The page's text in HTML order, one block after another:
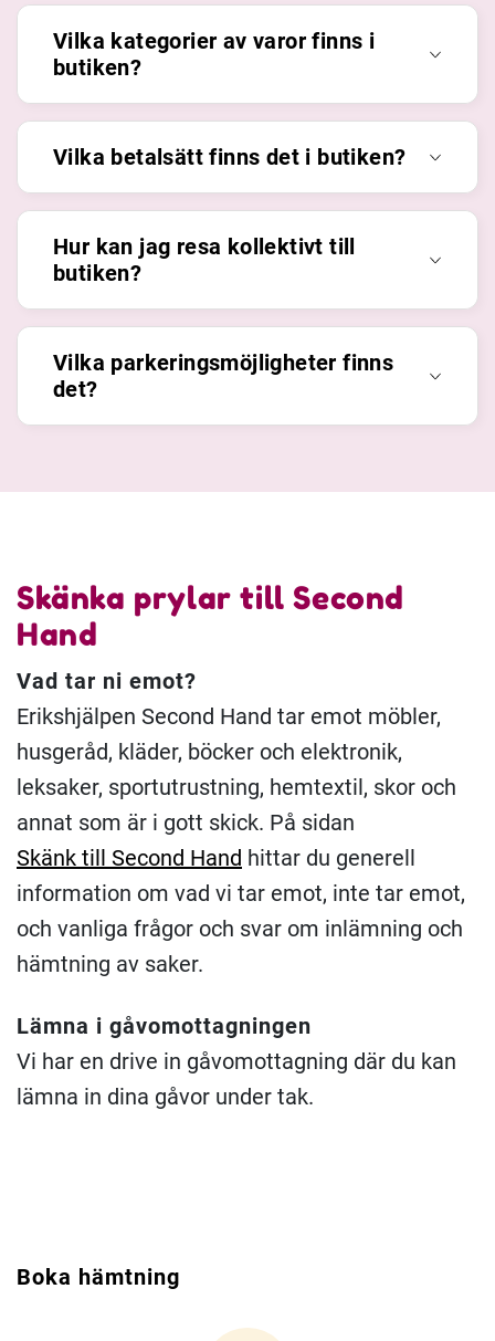
Vilka kategorier av varor finns i
butiken?
Vilka betalsätt finns det i butiken?
Hur kan jag resa kollektivt till
butiken?
Vilka parkeringsmöjligheter finns
det?
Skänka prylar till Second
Hand
Vad tar ni emot?
Erikshjälpen Second Hand tar emot möbler,
husgeråd, kläder, böcker och elektronik,
leksaker, sportutrustning, hemtextil, skor och
annat som är i gott skick. På sidan
Skänk till Second Hand hittar du generell
information om vad vi tar emot, inte tar emot,
och vanliga frågor och svar om inlämning och
hämtning av saker.
Lämna i gåvomottagningen
Vi har en drive in gåvomottagning där du kan
lämna in dina gåvor under tak.
Boka hämtning